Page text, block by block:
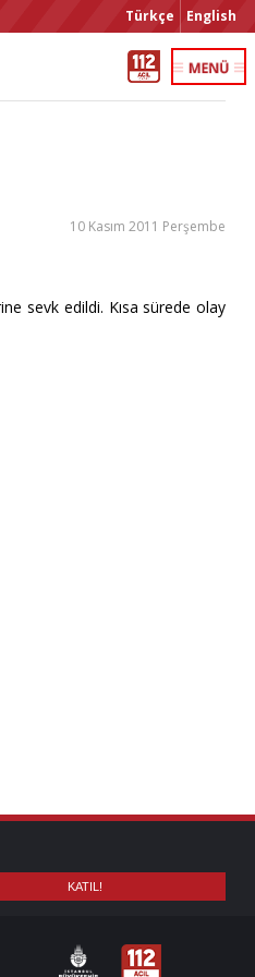
Türkçe English
10 Kasım 2011 Perşembe
sevk edildi. Kısa sürede olay